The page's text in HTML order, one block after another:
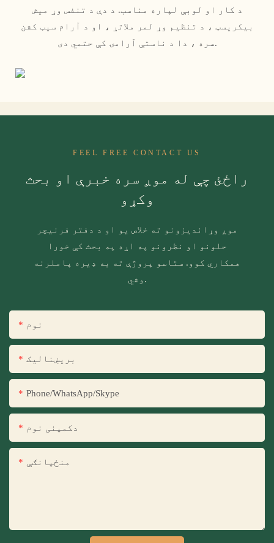
د کار او لوبې لپاره مناسب. د دې د تنفس وړ میش
بیکریسټ ، د تنظیم وړ لمر ملاتړ ، او د آرام سیټ کشن
سره ، دا د ناستې آرامۍ کې حتمي دی.
FEEL FREE CONTACT US
راځئ چې له موږ سره خبرې او بحث
وکړو
موږ وړاندیزونو ته خلاص یو او د دفتر فرنیچر
حلونو او نظرونو په اړه په بحث کې خورا
همکاري کوو. ستاسو پروژې ته به ډیره پاملرنه
وشي.
نوم
بریښنالیک
Phone/WhatsApp/Skype
دکمپنی نوم
منځپانګې